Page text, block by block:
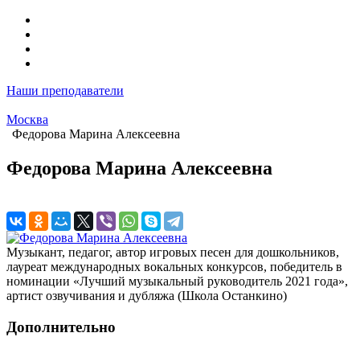
Наши преподаватели
Москва
Федорова Марина Алексеевна
Федорова Марина Алексеевна
Музыкант, педагог, автор игровых песен для дошкольников,
лауреат международных вокальных конкурсов, победитель в
номинации «Лучший музыкальный руководитель 2021 года»,
артист озвучивания и дубляжа (Школа Останкино)
Дополнительно